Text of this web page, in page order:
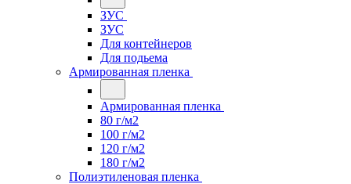
ЗУС
ЗУС
Для контейнеров
Для подьема
Армированная пленка
Армированная пленка
80 г/м2
100 г/м2
120 г/м2
180 г/м2
Полиэтиленовая пленка